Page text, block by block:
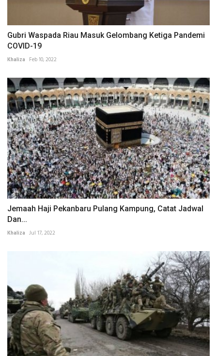
Gubri Waspada Riau Masuk Gelombang Ketiga Pandemi
COVID-19
Khaliza Feb 10, 2022
Jemaah Haji Pekanbaru Pulang Kampung, Catat Jadwal
Dan...
Khaliza Jul 17, 2022